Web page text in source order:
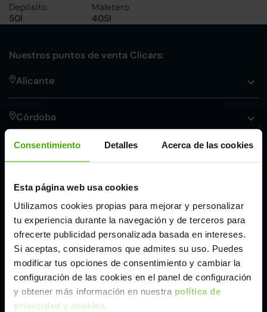
Consentimiento Detalles Acerca de las cookies
Esta página web usa cookies
Utilizamos cookies propias para mejorar y personalizar
tu experiencia durante la navegación y de terceros para
ofrecerte publicidad personalizada basada en intereses.
Si aceptas, consideramos que admites su uso. Puedes
modificar tus opciones de consentimiento y cambiar la
configuración de las cookies en el panel de configuración
y obtener más información en nuestra política de
privacidad y cookies.
Depósito
50l
Maletero
405l
Nuestros puntos de venta Clicars:
Alicante
Córdoba
Málaga
Valencia
Zaragoza
Ver Audi Q2 de segunda mano y ocasión